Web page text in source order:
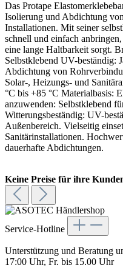
Das Protape
Isolierung und Abdichtung
Installationen. Mit seiner
schnell und einfach
eine lange Haltbarkeit sorgt.
Selbstklebend UV-beständig:
Abdichtung von
Solar-, Heizungs- und
°C bis +85 °C Materialbasis:
anzuwenden: Selbstklebend
Witterungsbeständig: UV-
Außenbereich. Vielseitig
Sanitärinstallationen.
dauerhafte Abdichtungen.
Keine Preise für ihre
Service-Hotline
Unterstützung und Beratung
17:00 Uhr, Fr. bis 15.00 Uhr